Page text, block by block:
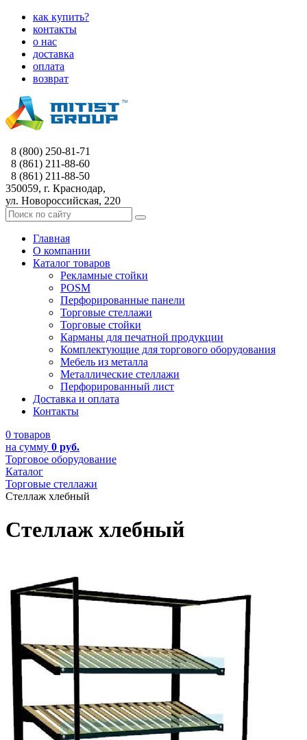
как купить?
контакты
о нас
доставка
оплата
возврат
8 (800) 250-81-71
8 (861) 211-88-60
8 (861) 211-88-50
350059, г. Краснодар,
ул. Новороссийская, 220
Главная
О компании
Каталог товаров
Рекламные стойки
POSM
Перфорированные панели
Торговые стеллажи
Торговые стойки
Карманы для печатной продукции
Комплектующие для торгового оборудования
Мебель из металла
Металлические стеллажи
Перфорированный лист
Доставка и оплата
Контакты
0 товаров
на сумму 0 руб.
Торговое оборудование
Каталог
Торговые стеллажи
Стеллаж хлебный
Стеллаж хлебный